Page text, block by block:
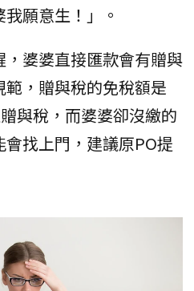
願意生！」。
婆婆直接匯款會有贈與
，贈與稅的免稅額是
與稅，而婆婆卻沒繳的
找上門，建議原PO提